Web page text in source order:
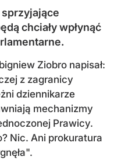
chciały wpłynąć
Ziobro napisał:
z zagranicy
dziennikarze
mechanizmy
Prawicy.
Nic. Ani prokuratura